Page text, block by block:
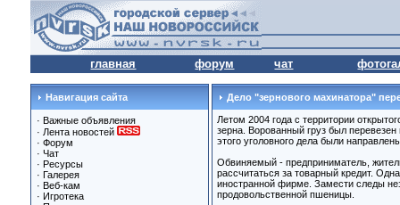
главная форум чат
Навигация сайта
· Важные объявления
· Лента новостей
· Форум
· Чат
· Ресурсы
· Галерея
· Веб-кам
· Игротека
Дело "зернового махинатора"
Летом 2004 года с территории
зерна. Ворованный груз был перевезен
этого уголовного дела были
Обвиняемый - предприниматель,
рассчитаться за товарный кредит.
иностранной фирме. Замести следы
продовольственной пшеницы.